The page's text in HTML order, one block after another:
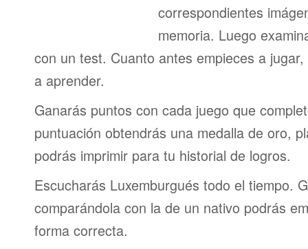
correspondientes
memoria. Luego
con un test. Cuanto antes empieces a
a aprender.
Ganarás puntos con cada juego que
puntuación obtendrás una medalla de oro,
podrás imprimir para tu historial de logros.
Escucharás Luxemburgués todo el tiempo.
comparándola con la de un nativo podrás
forma correcta.